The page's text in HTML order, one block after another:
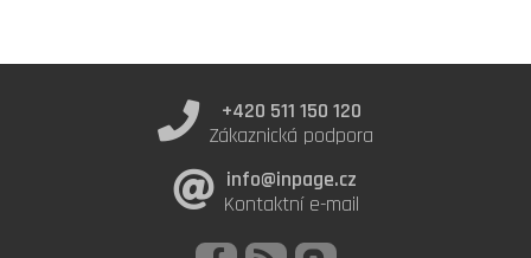
+420 511 150 120
Zákaznická podpora
info@inpage.cz
Kontaktní e-mail